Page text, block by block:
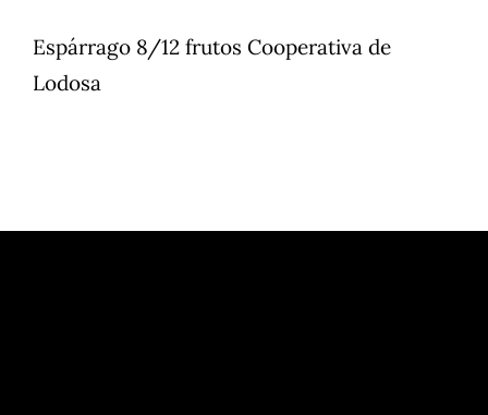
Espárrago 8/12 frutos Cooperativa de
Lodosa